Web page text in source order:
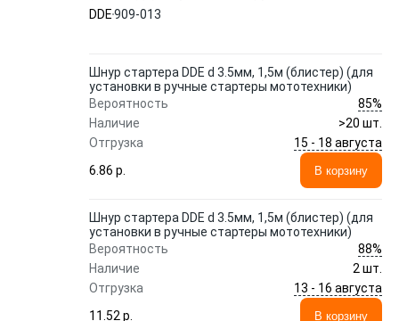
стартеры мототехники) 909-013
DDE909-013
Шнур стартера DDE d 3.5мм, 1,5м (блистер) (для
установки в ручные стартеры мототехники)
Вероятность
85%
Наличие
>20 шт.
Отгрузка
15 - 18 августа
6.86 p.
В корзину
Шнур стартера DDE d 3.5мм, 1,5м (блистер) (для
установки в ручные стартеры мототехники)
Вероятность
88%
Наличие
2 шт.
Отгрузка
13 - 16 августа
11.52 p.
В корзину